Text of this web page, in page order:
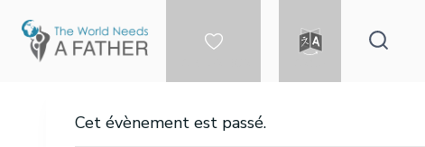
contenu
Cet évènement est passé.